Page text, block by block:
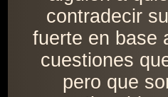
contradecir
fuerte en base
cuestiones
pero que